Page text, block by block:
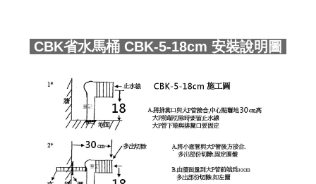
CBK省水馬桶 CBK-5-18cm 安裝說明圖